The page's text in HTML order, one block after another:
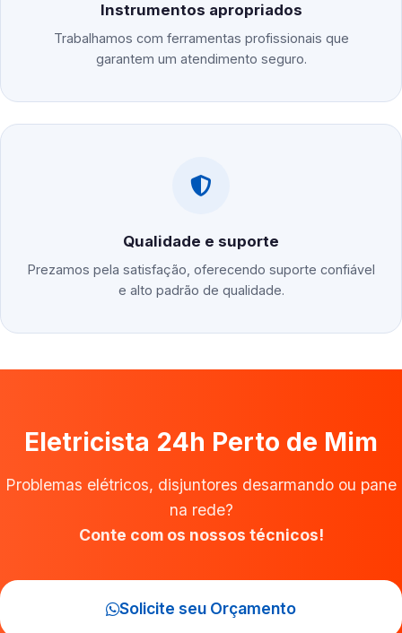
Instrumentos apropriados
Trabalhamos com ferramentas profissionais que
garantem um atendimento seguro.
Qualidade e suporte
Prezamos pela satisfação, oferecendo suporte confiável
e alto padrão de qualidade.
Eletricista 24h Perto de Mim
Problemas elétricos, disjuntores desarmando ou pane
na rede?
Conte com os nossos técnicos!
Solicite seu Orçamento